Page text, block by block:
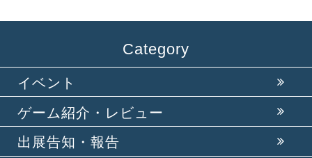
Category
イベント
ゲーム紹介・レビュー
出展告知・報告